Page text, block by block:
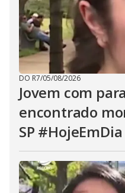
DO R7/05/08/2026
Jovem com
encontrado
SP